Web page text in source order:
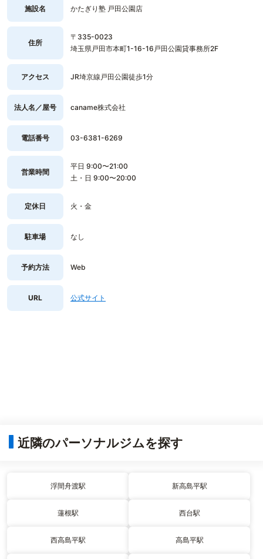
施設名 かたぎり塾 戸田公園店
住所
〒335-0023
埼玉県戸田市本町1-16-16戸田公園貸事務所2F
アクセス JR埼京線戸田公園徒歩1分
法人名／屋号 caname株式会社
電話番号 03-6381-6269
営業時間
平日 9:00〜21:00
土・日 9:00〜20:00
定休日 火・金
駐車場 なし
予約方法 Web
URL 公式サイト
近隣のパーソナルジムを探す
浮間舟渡駅 新高島平駅
蓮根駅 西台駅
西高島平駅 高島平駅